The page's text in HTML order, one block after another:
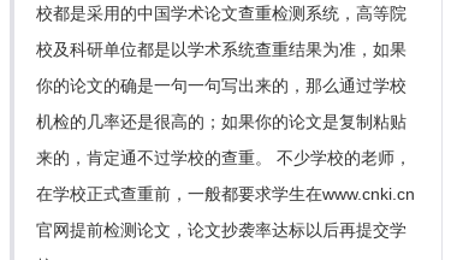
校都是采用的中国学术论文查重检测系统，高等院
校及科研单位都是以学术系统查重结果为准，如果
你的论文的确是一句一句写出来的，那么通过学校
机检的几率还是很高的；如果你的论文是复制粘贴
来的，肯定通不过学校的查重。 不少学校的老师，
在学校正式查重前，一般都要求学生在www.cnki.cn
官网提前检测论文，论文抄袭率达标以后再提交学